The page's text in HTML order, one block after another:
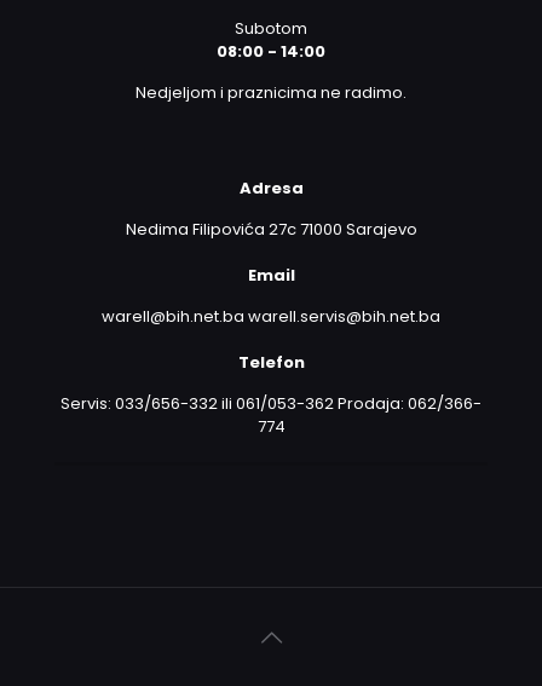
Subotom
08:00 - 14:00
Nedjeljom i praznicima ne radimo.
Adresa
Nedima Filipovića 27c 71000 Sarajevo
Email
warell@bih.net.ba warell.servis@bih.net.ba
Telefon
Servis: 033/656-332 ili 061/053-362 Prodaja: 062/366-
774